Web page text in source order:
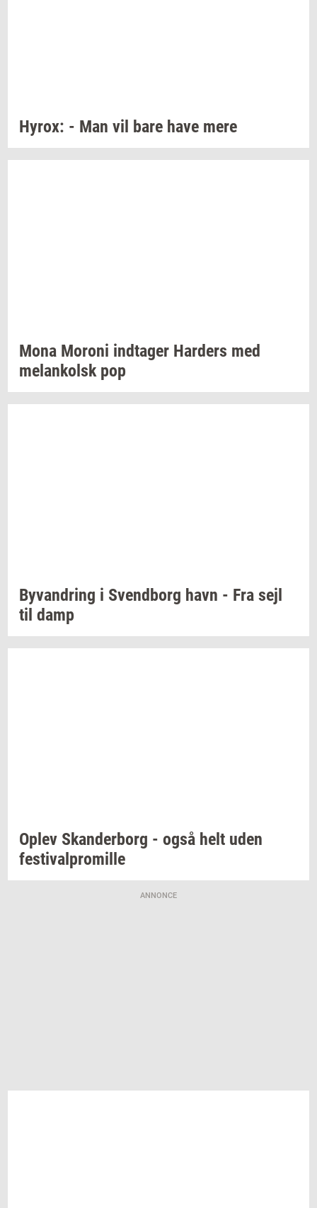
Hyrox: - Man vil bare have mere
Mona Mor­o­ni ind­ta­ger Har­ders med
melan­kolskpop
Byvan­dring i Svend­borg havn - Fra sejl
til damp
Oplev Skan­der­borg - også helt uden
festi­val­pro­mil­le
ANNONCE